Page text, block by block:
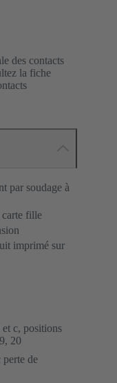
des contacts
la fiche
par soudage à
carte fille
imprimé sur
et c, positions
20
perte de